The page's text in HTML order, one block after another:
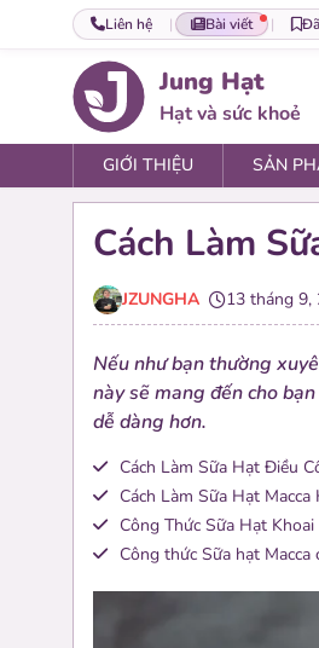
Liên hệ | Bài viết |
Jung Hạt
Hạt và sức khoẻ
GIỚI THIỆU SẢN
0 sản phẩm
0 nhóm set cao
Gói hạt
0 sản phẩm
0 nhóm gói hạt tiện
Hạt lẻ
0 sản phẩm
Làm sữa, ăn vặt và
Cách Làm
JZUNGHA 13 tháng 9,
Nếu như bạn thường
này sẽ mang đến cho
dễ dàng hơn.
Cách Làm Sữa Hạt Điều
Cách Làm Sữa Hạt
Công Thức Sữa Hạt
Công thức Sữa hạt